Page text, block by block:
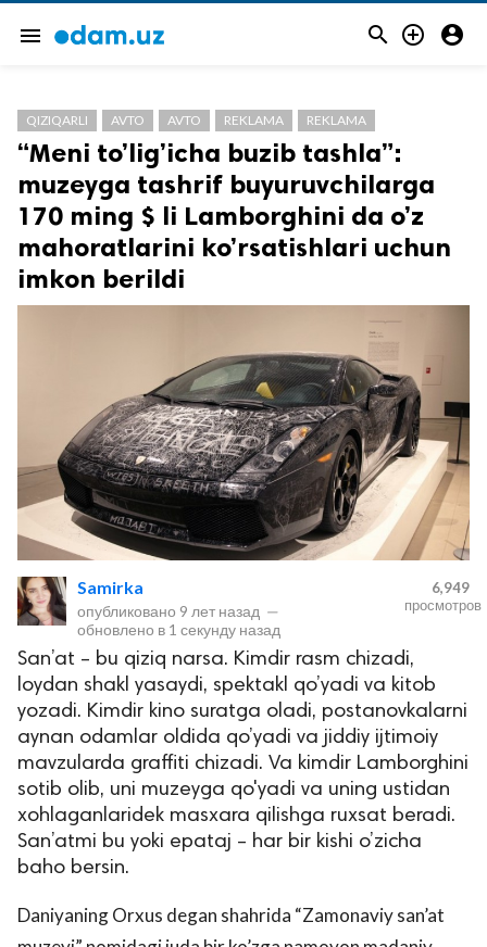
menu   
защищены.
QIZIQARLI AVTO AVTO REKLAMA REKLAMA
“Meni to’lig’icha buzib tashla”:
muzeyga tashrif buyuruvchilarga
170 ming $ li Lamborghini da o’z
mahoratlarini ko’rsatishlari uchun
imkon berildi
Samirka
опубликовано 9 лет назад —
обновлено в 1 секунду назад
6,949
просмотров
San’at – bu qiziq narsa. Kimdir rasm chizadi,
loydan shakl yasaydi, spektakl qo’yadi va kitob
yozadi. Kimdir kino suratga oladi, postanovkalarni
aynan odamlar oldida qo’yadi va jiddiy ijtimoiy
mavzularda graffiti chizadi. Va kimdir Lamborghini
sotib olib, uni muzeyga qo'yadi va uning ustidan
xohlaganlaridek masxara qilishga ruxsat beradi.
San’atmi bu yoki epataj – har bir kishi o’zicha
baho bersin.
Daniyaning Orxus degan shahrida “Zamonaviy san’at